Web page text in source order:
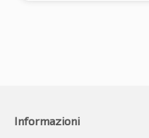
Informazioni